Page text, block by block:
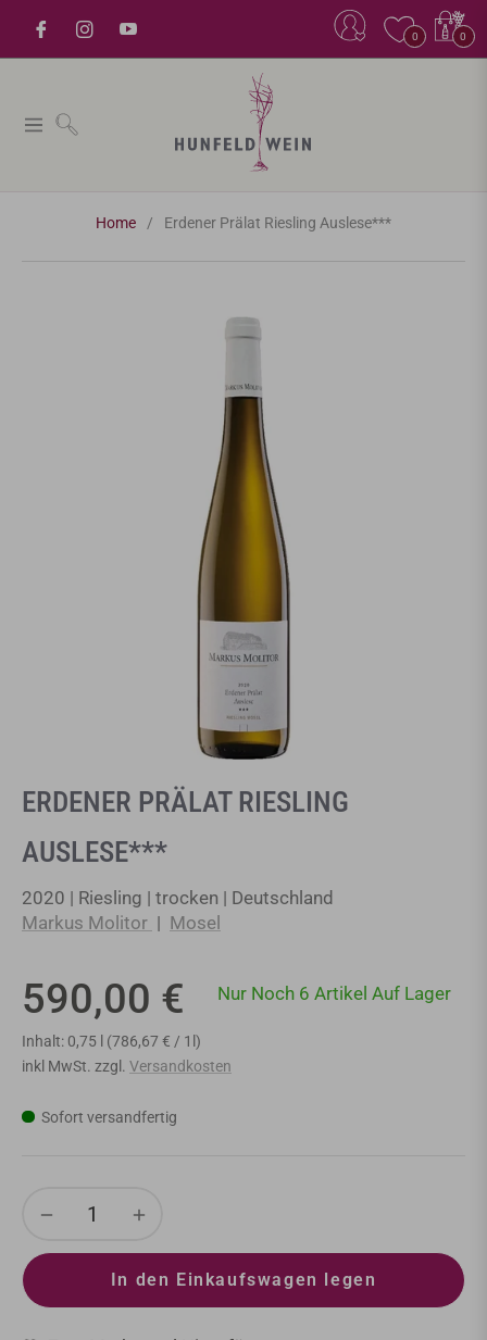
0 0
Navigation
Home / Erdener Prälat Riesling Auslese***
ERDENER PRÄLAT RIESLING
AUSLESE***
2020 | Riesling | trocken | Deutschland
Markus Molitor | Mosel
Normaler
Preis
590,00 € Nur Noch 6 Artikel Auf Lager
Inhalt: 0,75 l (786,67 € / 1l)
inkl MwSt. zzgl. Versandkosten
Sofort versandfertig
In den Einkaufswagen legen